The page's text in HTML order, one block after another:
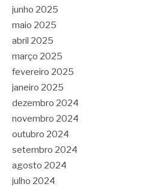
junho 2025
maio 2025
abril 2025
março 2025
fevereiro 2025
janeiro 2025
dezembro 2024
novembro 2024
outubro 2024
setembro 2024
agosto 2024
julho 2024